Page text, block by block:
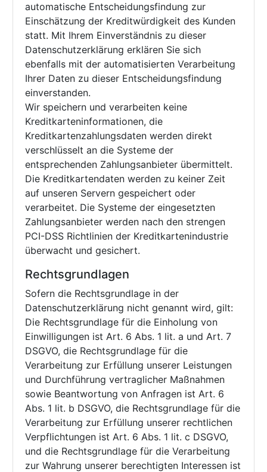
automatische Entscheidungsfindung zur
Einschätzung der Kreditwürdigkeit des Kunden
statt. Mit Ihrem Einverständnis zu dieser
Datenschutzerklärung erklären Sie sich
ebenfalls mit der automatisierten Verarbeitung
Ihrer Daten zu dieser Entscheidungsfindung
einverstanden.
Wir speichern und verarbeiten keine
Kreditkarteninformationen, die
Kreditkartenzahlungsdaten werden direkt
verschlüsselt an die Systeme der
entsprechenden Zahlungsanbieter übermittelt.
Die Kreditkartendaten werden zu keiner Zeit
auf unseren Servern gespeichert oder
verarbeitet. Die Systeme der eingesetzten
Zahlungsanbieter werden nach den strengen
PCI-DSS Richtlinien der Kreditkartenindustrie
überwacht und gesichert.
Rechtsgrundlagen
Sofern die Rechtsgrundlage in der
Datenschutzerklärung nicht genannt wird, gilt:
Die Rechtsgrundlage für die Einholung von
Einwilligungen ist Art. 6 Abs. 1 lit. a und Art. 7
DSGVO, die Rechtsgrundlage für die
Verarbeitung zur Erfüllung unserer Leistungen
und Durchführung vertraglicher Maßnahmen
sowie Beantwortung von Anfragen ist Art. 6
Abs. 1 lit. b DSGVO, die Rechtsgrundlage für die
Verarbeitung zur Erfüllung unserer rechtlichen
Verpflichtungen ist Art. 6 Abs. 1 lit. c DSGVO,
und die Rechtsgrundlage für die Verarbeitung
zur Wahrung unserer berechtigten Interessen ist